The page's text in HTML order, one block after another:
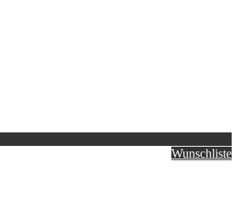
Wunschliste